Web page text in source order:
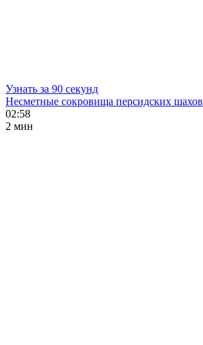
Узнать за 90 секунд
Несметные сокровища персидских шахов
02:58
2 мин